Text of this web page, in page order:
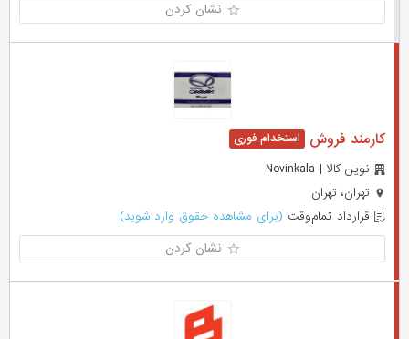
نشان کردن
کارمند فروش
نوین کالا | Novinkala
تهران، تهران
قرارداد تمام‌وقت (برای مشاهده حقوق وارد شوید)
نشان کردن